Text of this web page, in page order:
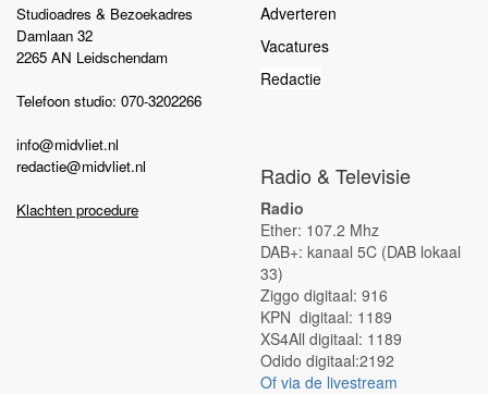
Studioadres & Bezoekadres
Damlaan 32
2265 AN Leidschendam
Telefoon studio: 070-3202266
info@midvliet.nl
redactie@midvliet.nl
Klachten procedure
Adverteren
Vacatures
Redactie
Radio & Televisie
Radio
Ether: 107.2 Mhz
DAB+: kanaal 5C (DAB lokaal
33)
Ziggo digitaal: 916
KPN digitaal: 1189
XS4All digitaal: 1189
Odido digitaal:2192
Of via de livestream